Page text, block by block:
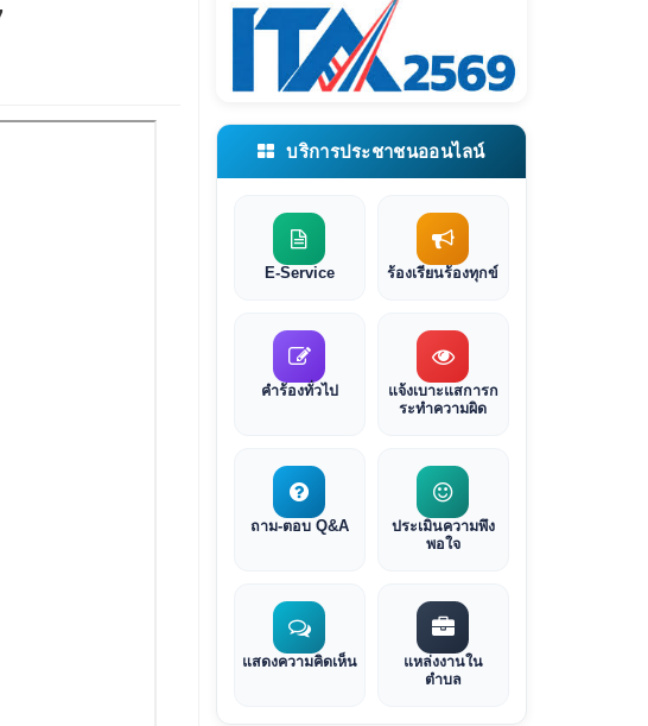
บริการประชาชนออนไลน์
E-Service ร้องเรียนร้องทุกข์
คำร้องทั่วไป
แจ้งเบาะแสการก
ระทำความผิด
ถาม-ตอบ Q&A
ประเมินความพึง
พอใจ
แสดงความคิดเห็น
แหล่งงานใน
ตำบล